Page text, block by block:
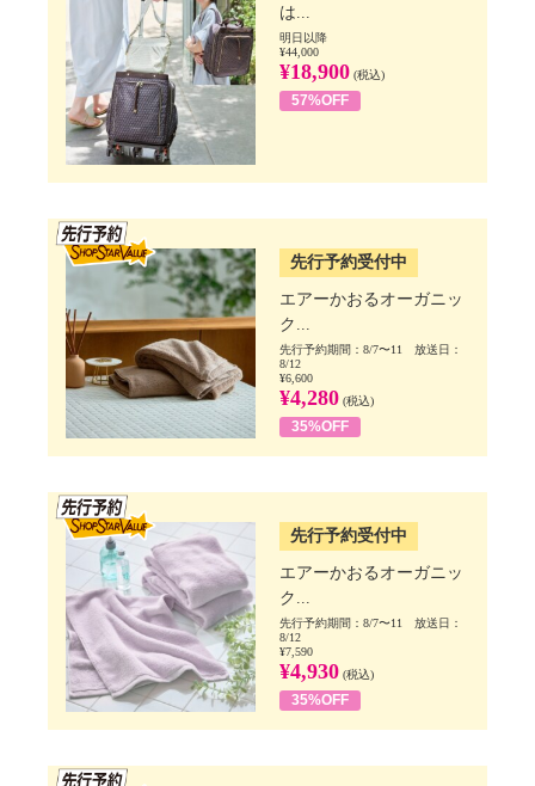
は...
明日以降
¥44,000
¥18,900 (税込)
57%OFF
先行予約受付中
エアーかおるオーガニッ
ク...
先行予約期間：8/7〜11 放送日：
8/12
¥6,600
¥4,280 (税込)
35%OFF
先行予約受付中
エアーかおるオーガニッ
ク...
先行予約期間：8/7〜11 放送日：
8/12
¥7,590
¥4,930 (税込)
35%OFF